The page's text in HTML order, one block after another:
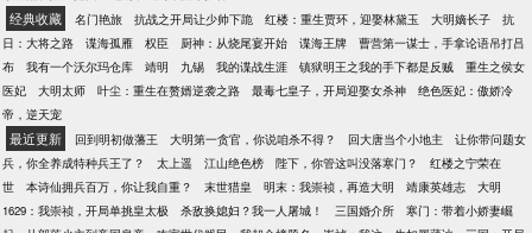
经典收藏 名门艳旅 抗战之开局让少帅下跪 红楼：重生贾环，迎娶林黛玉 大明嫡长子
抗
日：大将之路
谍海孤雁 权臣 厨神：从烧尾宴开始 谍海王牌
曹营第一谋士，手拿论语吊打吕
布
我有一个沃尔玛仓库 靖明 九锡 我的谍战生涯 镇狱明王之我的手下都是反贼
重生之侯女
医妃
大明太师 叶尘：重生在赘婿逆袭之路 最毒七皇子，开局迎娶女杀神
绝色医妃：傲娇冷
帝，逆天宠
最近更新 回到明初做藩王 大明第一贪官，你说咱杀不得？ 回大唐当个小地主
让你带问题女
兵，你全养成特种兵王了？
太上遥 江山绝色榜 陛下，你管这叫没落寒门？
红楼之宁荣在
世
本诗仙拥兵百万，你让我自重？ 末世猎皇 明末：我崇祯，再造大明 靖康英雄志
大明
1629：我崇祯，开局单挑皇太极
杀敌换媳妇？我一人屠城！ 三国婚介所
寒门：带着小娇妻崛